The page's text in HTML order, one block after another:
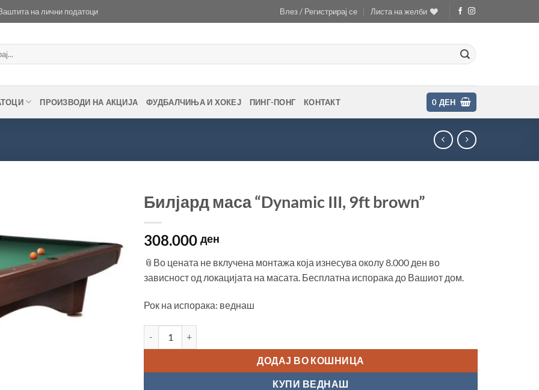
на лични податоци Влез / Регистрирај се Листа на желби
ПРОИЗВОДИ НА АКЦИЈА ФУДБАЛЧИЊА И ХОКЕЈ ПИНГ-ПОНГ КОНТАКТ 0 ДЕН
Билјард маса “Dynamic III, 9ft brown”
308.000 ден
📎Во цената не вклучена монтажа која изнесува околу 8.000 ден во
зависност од локацијата на масата. Бесплатна испорака до Вашиот дом.
Рок на испорака: веднаш
ДОДАЈ ВО КОШНИЦА
КУПИ ВЕДНАШ